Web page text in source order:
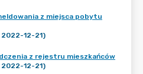
z miejsca pobytu
12-21)
z rejestru mieszkańców
12-21)